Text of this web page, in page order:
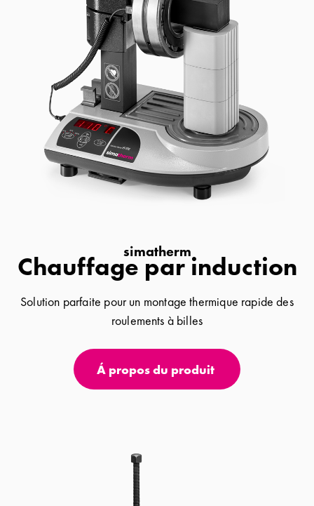
simatherm
Chauffage par induction
Solution parfaite pour un montage thermique rapide des
roulements à billes
Á propos du produit